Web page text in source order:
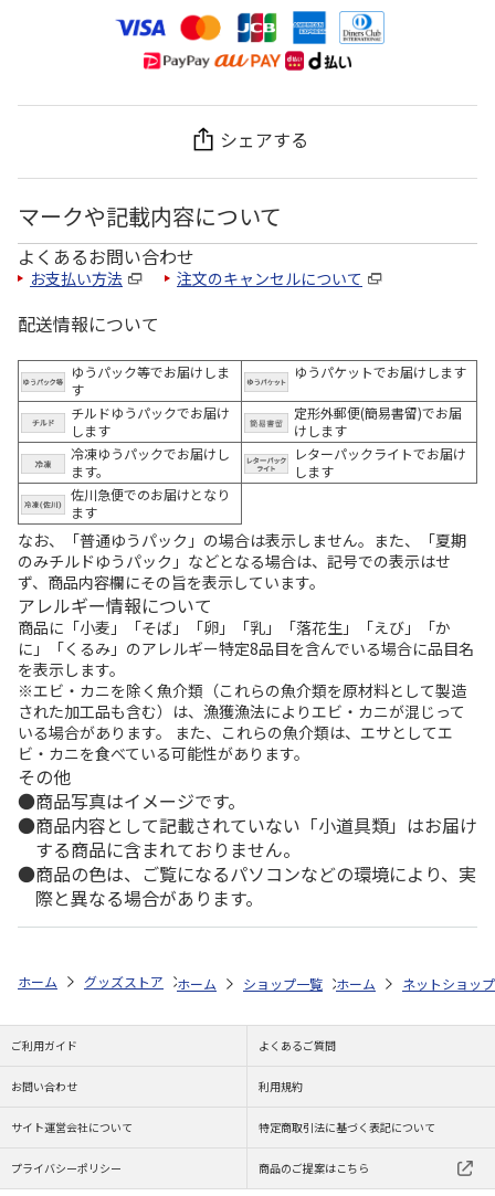
シェアする
マークや記載内容について
よくあるお問い合わせ
お支払い方法 注文のキャンセルについて
配送情報について
ゆうパック等でお届けしま
す
ゆうパケットでお届けします
チルドゆうパックでお届け
します
定形外郵便(簡易書留)でお届
けします
冷凍ゆうパックでお届けし
ます。
レターパックライトでお届け
します
佐川急便でのお届けとなり
ます
なお、「普通ゆうパック」の場合は表示しません。また、「夏期
のみチルドゆうパック」などとなる場合は、記号での表示はせ
ず、商品内容欄にその旨を表示しています。
アレルギー情報について
商品に「小麦」「そば」「卵」「乳」「落花生」「えび」「か
に」「くるみ」のアレルギー特定8品目を含んでいる場合に品目名
を表示します。
※エビ・カニを除く魚介類（これらの魚介類を原材料として製造
された加工品も含む）は、漁獲漁法によりエビ・カニが混じって
いる場合があります。 また、これらの魚介類は、エサとしてエ
ビ・カニを食べている可能性があります。
その他
商品写真はイメージです。
商品内容として記載されていない「小道具類」はお届け
する商品に含まれておりません。
商品の色は、ご覧になるパソコンなどの環境により、実
際と異なる場合があります。
ホーム グッズストア スポーツ・スポーツ選手 NPB（日本野球機構）
ホーム ショップ一覧 レッツ 26SNOOPY
ホーム ネットショップ
ご利用ガイド よくあるご質問
お問い合わせ 利用規約
サイト運営会社について 特定商取引法に基づく表記について
プライバシーポリシー 商品のご提案はこちら